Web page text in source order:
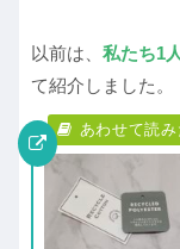
以前は、 私たち1
て紹介しました。